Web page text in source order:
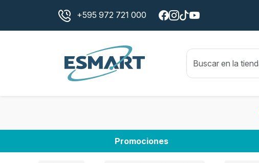
+595 972 721 000
Promociones